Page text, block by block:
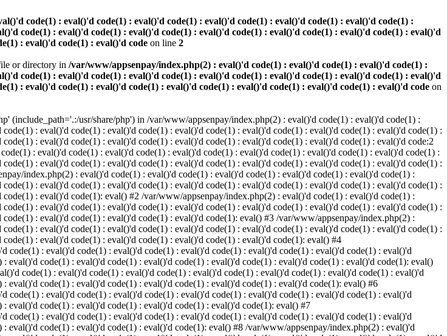
code(1) : eval()'d code(1) : eval()'d code(1) : eval()'d code(1) : eval()'d code(1) : eval()'d code(1) :
code(1) : eval()'d code(1) : eval()'d code(1) : eval()'d code(1) : eval()'d code(1) : eval()'d code(1) : eval()'d
: eval()'d code(1) : eval()'d code on line 2
or directory in /var/www/appsenpay/index.php(2) : eval()'d code(1) : eval()'d code(1) : eval()'d code(1) :
code(1) : eval()'d code(1) : eval()'d code(1) : eval()'d code(1) : eval()'d code(1) : eval()'d code(1) : eval()'d
: eval()'d code(1) : eval()'d code(1) : eval()'d code(1) : eval()'d code(1) : eval()'d code(1) : eval()'d code on
(include_path='.:/usr/share/php') in /var/www/appsenpay/index.php(2) : eval()'d code(1) : eval()'d code(1) :
: eval()'d code(1) : eval()'d code(1) : eval()'d code(1) : eval()'d code(1) : eval()'d code(1) : eval()'d code(1) :
: eval()'d code(1) : eval()'d code(1) : eval()'d code(1) : eval()'d code(1) : eval()'d code(1) : eval()'d code:2
: eval()'d code(1) : eval()'d code(1) : eval()'d code(1) : eval()'d code(1) : eval()'d code(1) : eval()'d code(1) :
: eval()'d code(1) : eval()'d code(1) : eval()'d code(1) : eval()'d code(1) : eval()'d code(1) : eval()'d code(1) :
index.php(2) : eval()'d code(1) : eval()'d code(1) : eval()'d code(1) : eval()'d code(1) : eval()'d code(1) :
: eval()'d code(1) : eval()'d code(1) : eval()'d code(1) : eval()'d code(1) : eval()'d code(1) : eval()'d code(1) :
: eval()'d code(1): eval() #2 /var/www/appsenpay/index.php(2) : eval()'d code(1) : eval()'d code(1) :
: eval()'d code(1) : eval()'d code(1) : eval()'d code(1) : eval()'d code(1) : eval()'d code(1) : eval()'d code(1) :
: eval()'d code(1) : eval()'d code(1) : eval()'d code(1): eval() #3 /var/www/appsenpay/index.php(2) :
: eval()'d code(1) : eval()'d code(1) : eval()'d code(1) : eval()'d code(1) : eval()'d code(1) : eval()'d code(1) :
: eval()'d code(1) : eval()'d code(1) : eval()'d code(1) : eval()'d code(1): eval() #4
: eval()'d code(1) : eval()'d code(1) : eval()'d code(1) : eval()'d code(1) : eval()'d code(1) : eval()'d
code(1) : eval()'d code(1) : eval()'d code(1) : eval()'d code(1) : eval()'d code(1) : eval()'d code(1): eval()
code(1) : eval()'d code(1) : eval()'d code(1) : eval()'d code(1) : eval()'d code(1) : eval()'d code(1) : eval()'d
code(1) : eval()'d code(1) : eval()'d code(1) : eval()'d code(1) : eval()'d code(1): eval() #6
: eval()'d code(1) : eval()'d code(1) : eval()'d code(1) : eval()'d code(1) : eval()'d code(1) : eval()'d
eval()'d code(1) : eval()'d code(1) : eval()'d code(1) : eval()'d code(1): eval() #7
: eval()'d code(1) : eval()'d code(1) : eval()'d code(1) : eval()'d code(1) : eval()'d code(1) : eval()'d
code(1) : eval()'d code(1) : eval()'d code(1): eval() #8 /var/www/appsenpay/index.php(2) : eval()'d